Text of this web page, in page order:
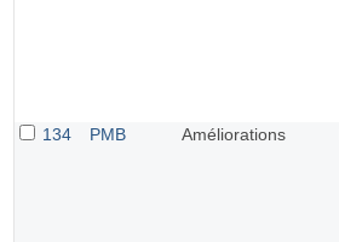
134
PMB Améliorations